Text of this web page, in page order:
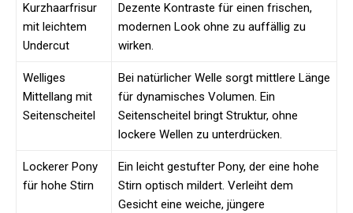
Kurzhaarfrisur
mit leichtem
Undercut
Dezente Kontraste für einen frischen,
modernen Look ohne zu auffällig zu
wirken.
Welliges
Mittellang mit
Seitenscheitel
Bei natürlicher Welle sorgt mittlere Länge
für dynamisches Volumen. Ein
Seitenscheitel bringt Struktur, ohne
lockere Wellen zu unterdrücken.
Lockerer Pony
für hohe Stirn
Ein leicht gestufter Pony, der eine hohe
Stirn optisch mildert. Verleiht dem
Gesicht eine weiche, jüngere